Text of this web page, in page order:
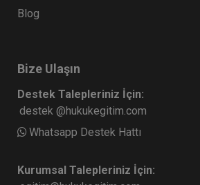
Blog
Bize Ulaşın
Destek Talepleriniz İçin:
destek @hukukegitim.com
Whatsapp Destek Hattı
Kurumsal Talepleriniz İçin: